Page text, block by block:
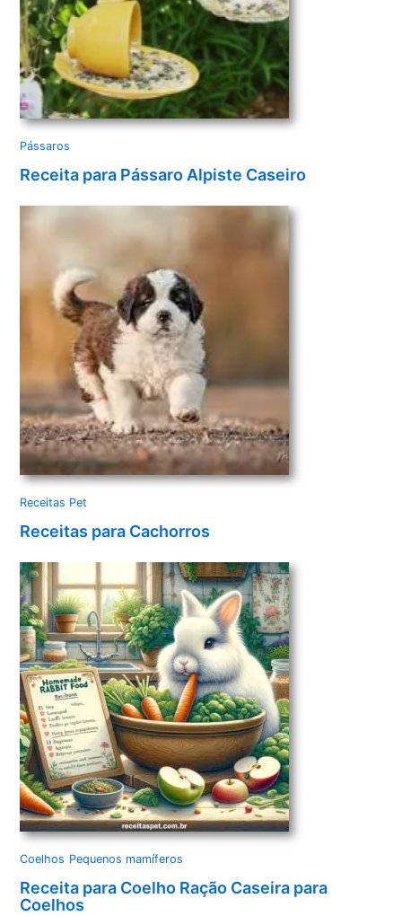
Pássaros
Receita para Pássaro Alpiste Caseiro
Receitas Pet
Receitas para Cachorros
Coelhos Pequenos mamíferos
Receita para Coelho Ração Caseira para
Coelhos